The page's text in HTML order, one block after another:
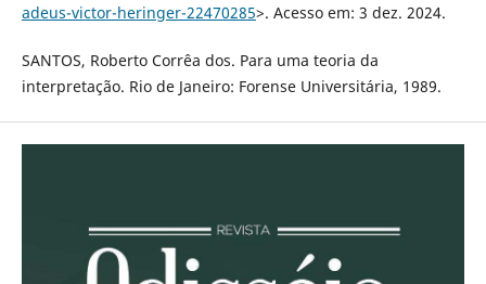
adeus-victor-heringer-22470285>. Acesso em: 3 dez. 2024.
SANTOS, Roberto Corrêa dos. Para uma teoria da
interpretação. Rio de Janeiro: Forense Universitária, 1989.